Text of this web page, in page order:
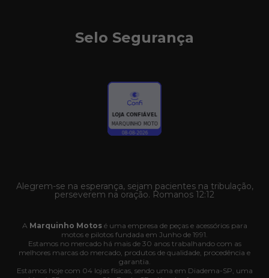
Selo Segurança
Alegrem-se na esperança, sejam pacientes na tribulação,
perseverem na oração. Romanos 12:12
A Marquinho Motosé uma empresa de peças e acessórios para
motos e pilotos fundada em Junho de 1991.
Estamos no mercado há mais de 30 anos trabalhando com as
melhores marcas do mercado, produtos de qualidade, procedência e
garantia.
Estamos hoje com 04 lojas físicas, sendo uma em Diadema-SP, uma